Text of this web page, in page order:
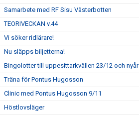
Samarbete med RF Sisu Västerbotten
TEORIVECKAN v.44
Vi söker ridlärare!
Nu släpps biljetterna!
Bingolotter till uppesittarkvällen 23/12 och nyår
Träna för Pontus Hugosson
Clinic med Pontus Hugosson 9/11
Höstlovsläger